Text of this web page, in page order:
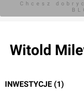
Chcesz
Witold
INWESTYCJE (1)